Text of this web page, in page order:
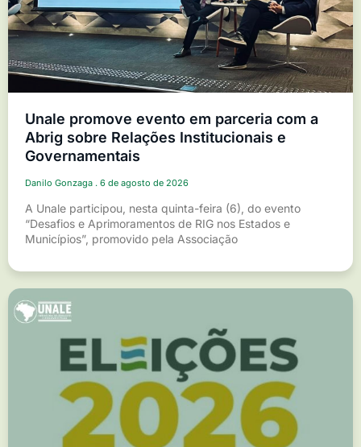
Unale promove evento em parceria com a
Abrig sobre Relações Institucionais e
Governamentais
Danilo Gonzaga 6 de agosto de 2026
A Unale participou, nesta quinta-feira (6), do evento
“Desafios e Aprimoramentos de RIG nos Estados e
Municípios”, promovido pela Associação